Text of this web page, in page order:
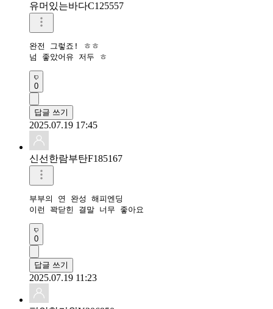
유머있는바다C125557
완전 그렇죠! ㅎㅎ
넘 좋았어유 저두 ㅎ
0
답글 쓰기
2025.07.19 17:45
신선한람부탄F185167
부부의 연 완성 해피엔딩
이런 꽉닫힌 결말 너무 좋아요
0
답글 쓰기
2025.07.19 11:23